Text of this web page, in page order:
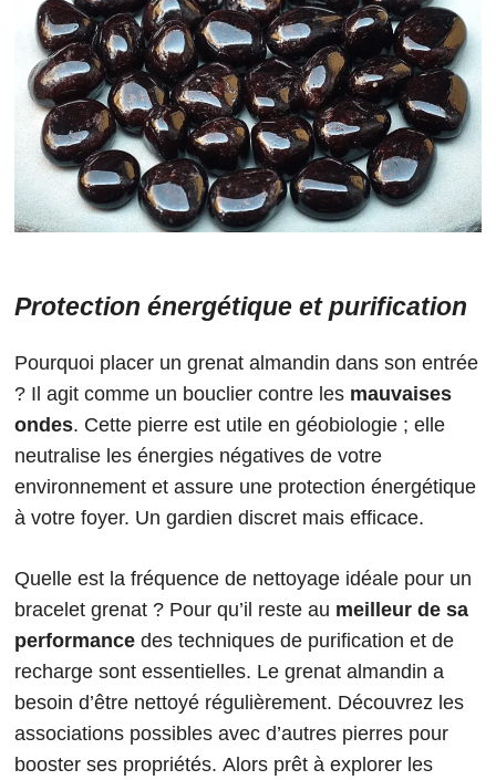
Protection énergétique et purification
Pourquoi placer un grenat almandin dans son entrée
? Il agit comme un bouclier contre les mauvaises
ondes. Cette pierre est utile en géobiologie ; elle
neutralise les énergies négatives de votre
environnement et assure une protection énergétique
à votre foyer. Un gardien discret mais efficace.
Quelle est la fréquence de nettoyage idéale pour un
bracelet grenat ? Pour qu’il reste au meilleur de sa
performance des techniques de purification et de
recharge sont essentielles. Le grenat almandin a
besoin d’être nettoyé régulièrement. Découvrez les
associations possibles avec d’autres pierres pour
booster ses propriétés. Alors prêt à explorer les